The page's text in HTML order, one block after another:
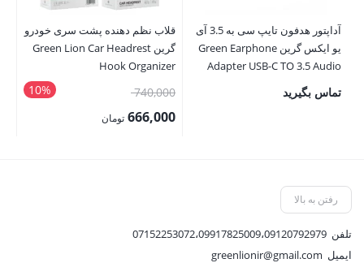
آداپتور هدفون تایپ سی به 3.5 آی
یو ایکس گرین Green Earphone
Adapter USB-C TO 3.5 Audio
Jack
تماس بگیرید
قلاب نظم دهنده پشت سری خودرو
گرین Green Lion Car Headrest
Hook Organizer
10% 740,000قیمت
اصلی:666,000 تومان
رفتن به بالا
تلفن 07152253072،09917825009،09120792979
ایمیل greenlionir@gmail.com